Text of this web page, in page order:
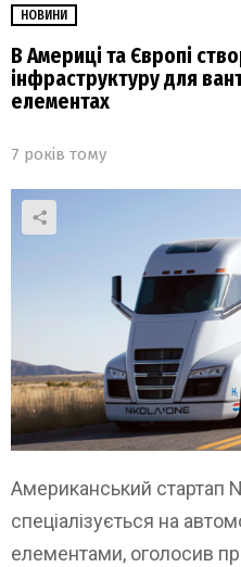
НОВИНИ
В Америці та Європі
інфраструктуру для
елементах
7 років тому
Американський стартап
спеціалізується на
елементами, оголосив